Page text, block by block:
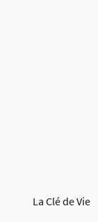
La Clé de Vie